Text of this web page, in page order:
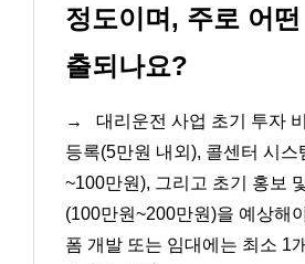
정도이며, 주로 어떤
출되나요?
→
대리운전 사업 초기 투자
등록(5만원 내외), 콜센터 시스
~100만원), 그리고 초기 홍보
(100만원~200만원)을 예상해
폼 개발 또는 임대에는 최소 1